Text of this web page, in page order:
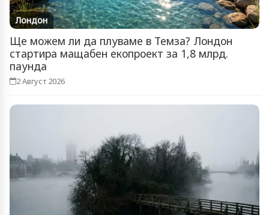
Лондон
Ще можем ли да плуваме в Темза? Лондон
стартира мащабен екопроект за 1,8 млрд.
паунда
2 Август 2026